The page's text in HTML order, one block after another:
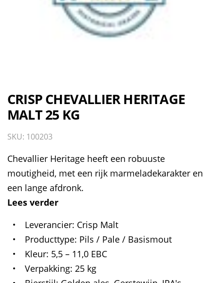
CRISP CHEVALLIER HERITAGE
MALT 25 KG
SKU: 100203
Chevallier Heritage heeft een robuuste
moutigheid, met een rijk marmeladekarakter en
een lange afdronk.
Lees verder
Leverancier Crisp Malt
Producttype Pils / Pale / Basismout
Kleur 5,5 – 11,0 EBC
Verpakking 25 kg